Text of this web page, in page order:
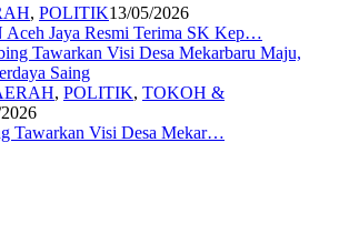
, POLITIK13/05/2026
Jaya Resmi Terima SK Kep…
, POLITIK, TOKOH &
Tawarkan Visi Desa Mekar…